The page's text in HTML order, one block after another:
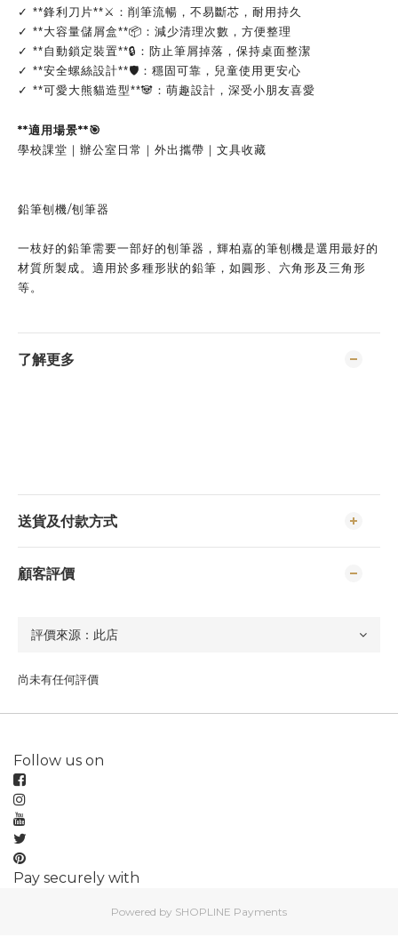
✓ **鋒利刀片**⚔️：削筆流暢，不易斷芯，耐用持久
✓ **大容量儲屑盒**📦：減少清理次數，方便整理
✓ **自動鎖定裝置**🔒：防止筆屑掉落，保持桌面整潔
✓ **安全螺絲設計**🛡️：穩固可靠，兒童使用更安心
✓ **可愛大熊貓造型**🐼：萌趣設計，深受小朋友喜愛
**適用場景**🎯
學校課堂｜辦公室日常｜外出攜帶｜文具收藏
鉛筆刨機/刨筆器
一枝好的鉛筆需要一部好的刨筆器，輝柏嘉的筆刨機是選用最好的
材質所製成。適用於多種形狀的鉛筆，如圓形、六角形及三角形
等。
了解更多
送貨及付款方式
顧客評價
尚未有任何評價
Follow us on
Pay securely with
Powered by SHOPLINE Payments